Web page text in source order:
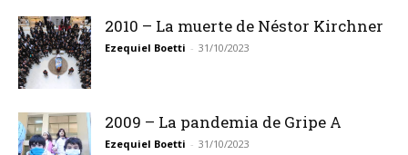
2010 – La muerte de Néstor Kirchner
Ezequiel Boetti - 31/10/2023
2009 – La pandemia de Gripe A
Ezequiel Boetti - 31/10/2023